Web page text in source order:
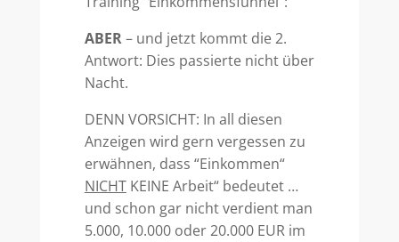
ABER– und jetzt kommt die 2.
Antwort: Dies passierte nicht über
Nacht.
DENN VORSICHT: In all diesen
Anzeigen wird gern vergessen zu
erwähnen, dass “Einkommen“
NICHTKEINE Arbeit“ bedeutet …
und schon gar nicht verdient man
5.000, 10.000 oder 20.000 EUR im